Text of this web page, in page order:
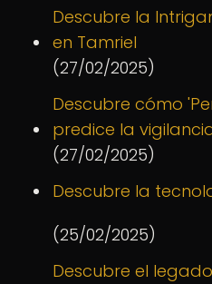
Descubre la
en Tamriel
(27/02/2025)
Descubre cómo
predice la
(27/02/2025)
Descubre la
(25/02/2025)
Descubre el